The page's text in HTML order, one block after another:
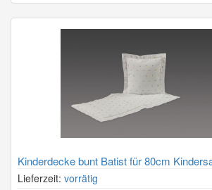
Kinderdecke bunt Batist für 80cm
Lieferzeit: vorrätig